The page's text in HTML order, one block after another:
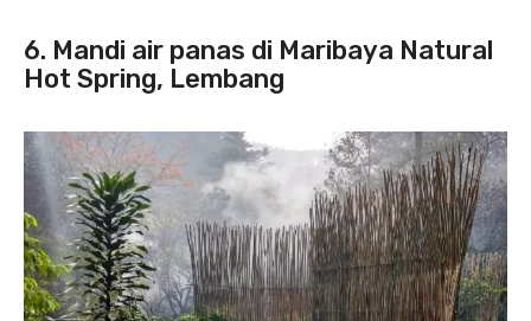
6. Mandi air panas di Maribaya Natural
Hot Spring, Lembang